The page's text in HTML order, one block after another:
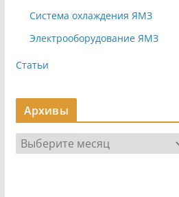
Система охлаждения ЯМЗ
Электрооборудование ЯМЗ
Статьи
Архивы
р